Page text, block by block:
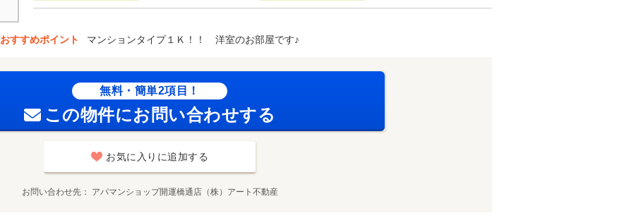
おすすめポイント マンションタイプ１Ｋ！！ 洋室のお部屋です♪
無料・簡単2項目！
この物件にお問い合わせする
お気に入りに追加する
お問い合わせ先 アパマンショップ開運橋通店（株）アート不動産